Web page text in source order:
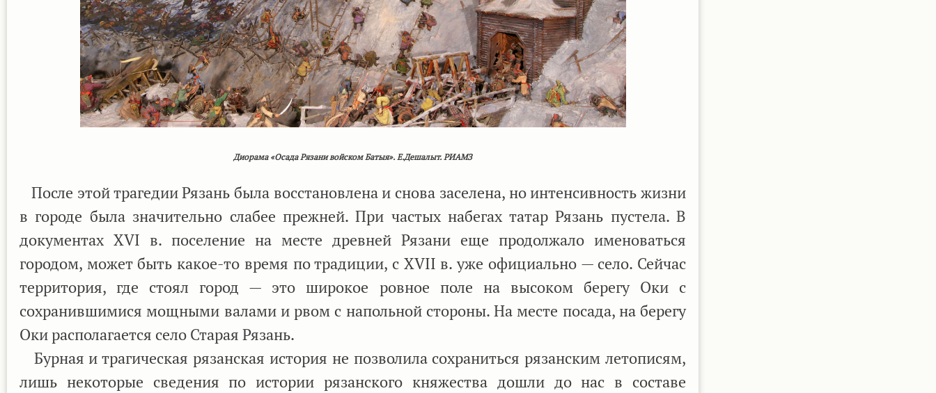
Диорама «Осада Рязани войском Батыя». Е.Дешалыт. РИАМЗ
После этой трагедии Рязань была восстановлена и снова заселена, но интенсивность жизни
в городе была значительно слабее прежней. При частых набегах татар Рязань пустела. В
документах XVI в. поселение на месте древней Рязани еще продолжало именоваться
городом, может быть какое-то время по традиции, с XVII в. уже официально — село. Сейчас
территория, где стоял город — это широкое ровное поле на высоком берегу Оки с
сохранившимися мощными валами и рвом с напольной стороны. На месте посада, на берегу
Оки располагается село Старая Рязань.
Бурная и трагическая рязанская история не позволила сохраниться рязанским летописям,
лишь некоторые сведения по истории рязанского княжества дошли до нас в составе